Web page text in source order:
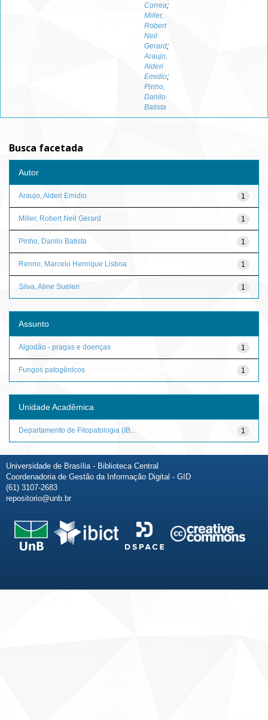
Correa;
Miller,
Robert
Neil
Gerard;
Araujo,
Alderi
Emidio;
Pinho,
Danilo
Batista
Busca facetada
Autor
1
Araujo, Alderi Emidio
1
Miller, Robert Neil Gerard
1
Pinho, Danilo Batista
1
Renno, Marcelo Henrique Lisboa
1
Silva, Aline Suelen
Assunto
1
Algodão - pragas e doenças
1
Fungos patogênicos
Unidade Acadêmica
1
Departamento de Fitopatologia (IB...
Universidade de Brasília - Biblioteca Central
Coordenadoria de Gestão da Informação Digital - GID
(61) 3107-2683
repositorio@unb.br